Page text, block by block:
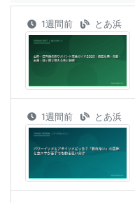
1週間前 とあ浜
1週間前 とあ浜